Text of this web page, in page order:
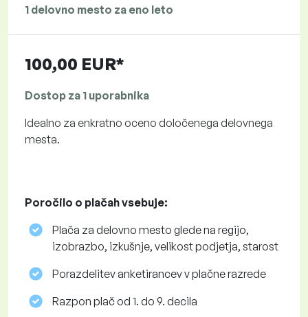
1 delovno mesto za eno leto
100,00 EUR*
Dostop za 1 uporabnika
Idealno za enkratno oceno določenega delovnega
mesta.
Poročilo o plačah vsebuje:
Plača za delovno mesto glede na regijo,
izobrazbo, izkušnje, velikost podjetja, starost
Porazdelitev anketirancev v plačne razrede
Razpon plač od 1. do 9. decila